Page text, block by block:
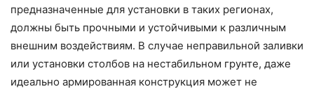
предназначенные для установки в таких регионах,
должны быть прочными и устойчивыми к различным
внешним воздействиям. В случае неправильной заливки
или установки столбов на нестабильном грунте, даже
идеально армированная конструкция может не